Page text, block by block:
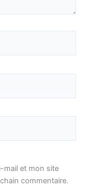
mail et mon site
commentaire.